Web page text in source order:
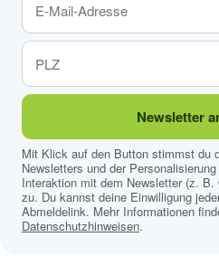
Newsletter
Mit Klick auf den Button stimmst du
Newsletters und der
Interaktion mit dem Newsletter (z.
zu. Du kannst deine Einwilligung
Abmeldelink. Mehr Informationen
Datenschutzhinweisen.